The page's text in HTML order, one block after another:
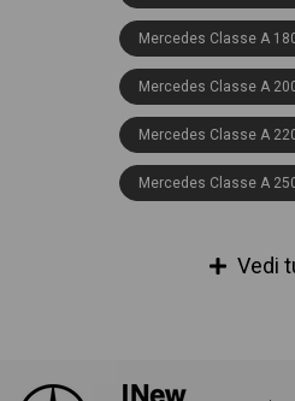
Mercedes Classe A
Mercedes Classe A
Mercedes Classe A
Mercedes Classe A
Vedi